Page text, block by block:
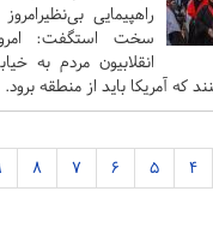
راهپیمایی
سخت استگفت:
انقلابیون مردم به
آمریکا باید از منطقه برود.
4
5
6
7
8